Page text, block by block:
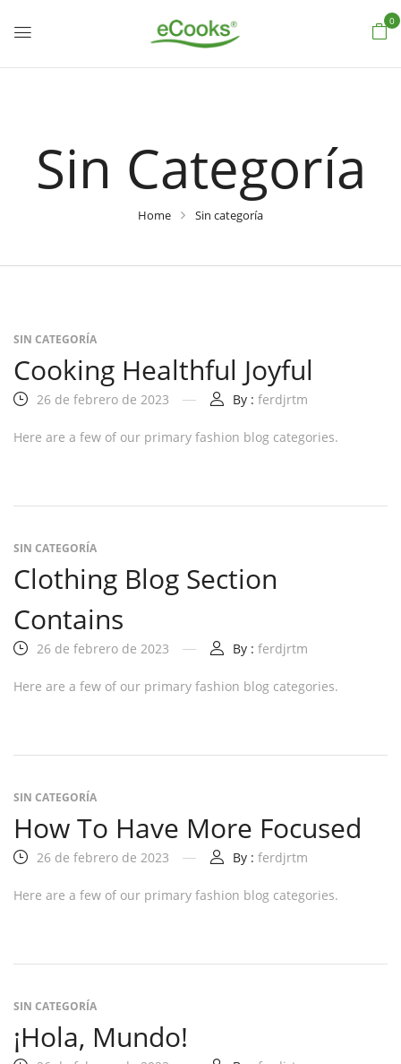
0
Sin Categoría
Home Sin categoría
SIN CATEGORÍA
Cooking Healthful Joyful
26 de febrero de 2023 By : ferdjrtm
Here are a few of our primary fashion blog categories.
SIN CATEGORÍA
Clothing Blog Section
Contains
26 de febrero de 2023 By : ferdjrtm
Here are a few of our primary fashion blog categories.
SIN CATEGORÍA
How To Have More Focused
26 de febrero de 2023 By : ferdjrtm
Here are a few of our primary fashion blog categories.
SIN CATEGORÍA
¡Hola, Mundo!